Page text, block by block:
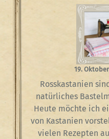
19.
Rosskastanien
natürliches
Heute möchte ich
von Kastanien
vielen Rezepten